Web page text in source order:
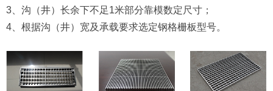
3、沟（井）长余下不足1米部分靠模数定尺寸；
4、根据沟（井）宽及承载要求选定钢格栅板型号。